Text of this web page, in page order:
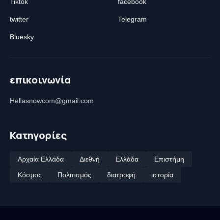
twitter Telegram
Bluesky
επικοινωνία
Hellasnowcom@gmail.com
Κατηγορίες
Αρχαία Ελλάδα Διεθνή Ελλάδα
Επιστήμη
Κόσμος
Πολιτισμός διατροφή ιστορία